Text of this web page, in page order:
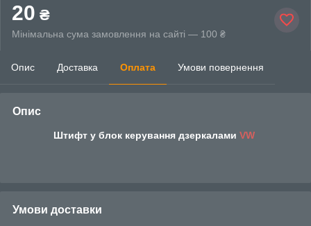
20 ₴
Мінімальна сума замовлення на сайті — 100 ₴
Опис Доставка Оплата Умови повернення
Опис
Штифт у блок керування дзеркалами VW
Умови доставки